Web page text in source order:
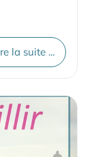
la suite ...